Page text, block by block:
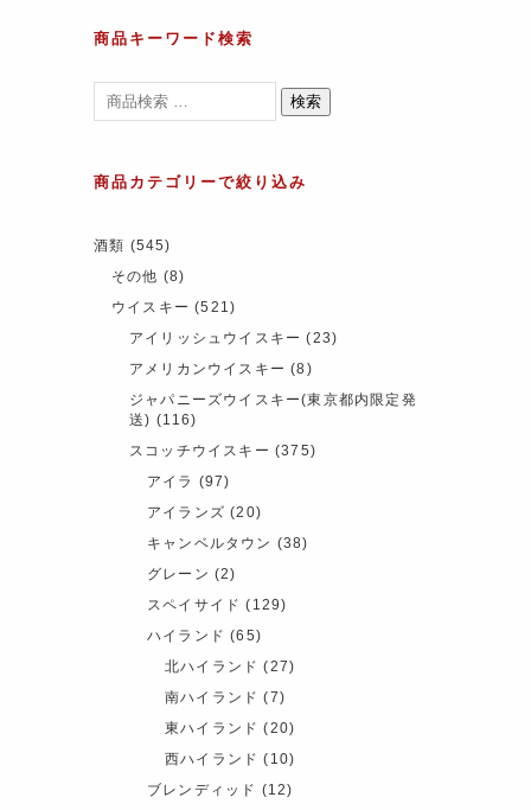
商品キーワード検索
検索
商品カテゴリーで絞り込み
酒類 (545)
その他 (8)
ウイスキー (521)
アイリッシュウイスキー (23)
アメリカンウイスキー (8)
ジャパニーズウイスキー(東京都内限定発
送) (116)
スコッチウイスキー (375)
アイラ (97)
アイランズ (20)
キャンベルタウン (38)
グレーン (2)
スペイサイド (129)
ハイランド (65)
北ハイランド (27)
南ハイランド (7)
東ハイランド (20)
西ハイランド (10)
ブレンディッド (12)